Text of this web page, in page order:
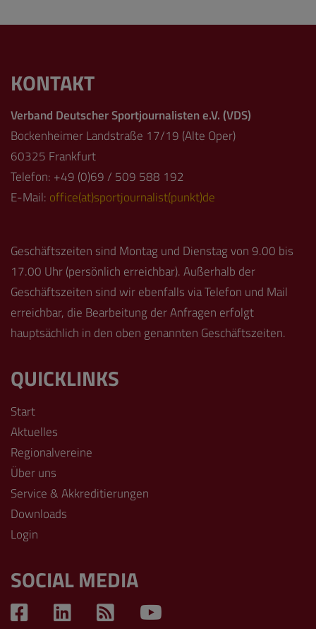
KONTAKT
Verband Deutscher Sportjournalisten e.V. (VDS)
Bockenheimer Landstraße 17/19 (Alte Oper)
60325 Frankfurt
Telefon: +49 (0)69 / 509 588 192
E-Mail: office(at)sportjournalist(punkt)de
Geschäftszeiten sind Montag und Dienstag von 9.00 bis
17.00 Uhr (persönlich erreichbar). Außerhalb der
Geschäftszeiten sind wir ebenfalls via Telefon und Mail
erreichbar, die Bearbeitung der Anfragen erfolgt
hauptsächlich in den oben genannten Geschäftszeiten.
QUICKLINKS
Start
Aktuelles
Regionalvereine
Über uns
Service & Akkreditierungen
Downloads
Login
SOCIAL MEDIA